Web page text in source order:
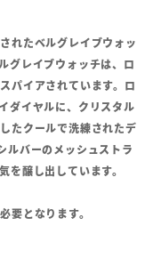
れたベルグレイブウォッ
グレイブウォッチは、ロ
パイアされています。ロ
ダイヤルに、クリスタル
たクールで洗練されたデ
ルバーのメッシュストラ
を醸し出しています。
要となります。